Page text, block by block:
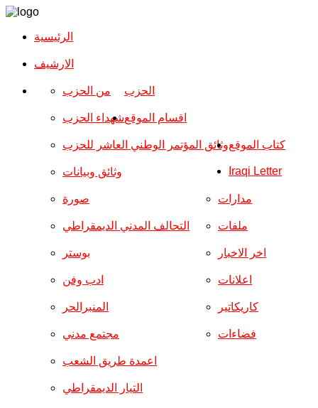
الرئيسية
الارشیف
الحزب من الحزب
شهداء الحزب
وثائق المؤتمر الوطني العاشر للحزب
وثائق وبيانات
اقسام الموقع
صورة
التحالف المدني الديمقراطي
بوستر
ادب وفن
المنبرالحر
مجتمع مدني
مدارات
ملفات
اخر الاخبار
اعلانات
كاريكاتير
فضاءات
اعمدة طريق الشعب
التيار الديمقراطي
كتاب الموقع
Iraqi Letter